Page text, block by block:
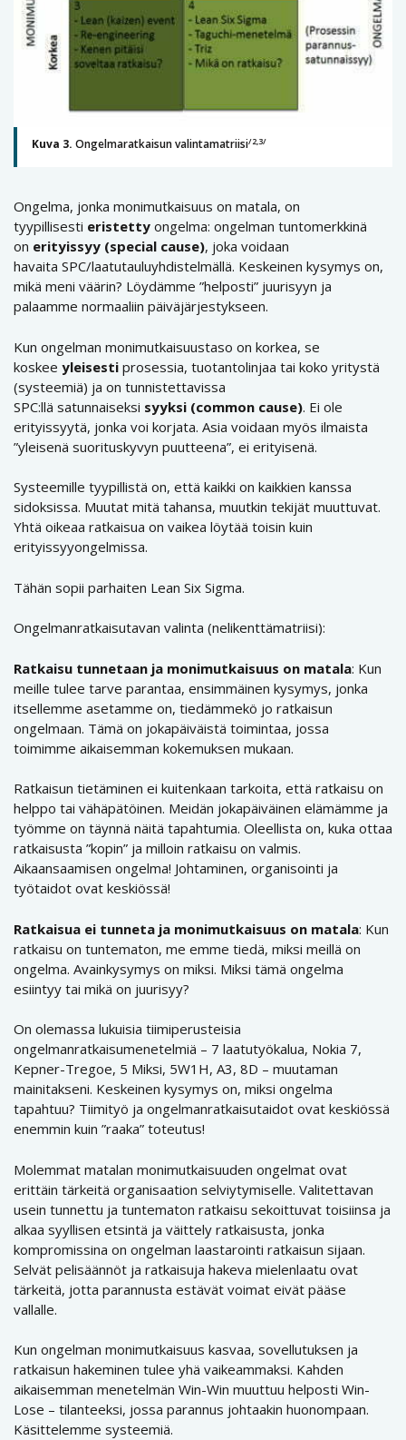
Kuva 3. Ongelmaratkaisun valintamatriisi/2,3/
Ongelma, jonka monimutkaisuus on matala, on
tyypillisesti eristetty ongelma: ongelman tuntomerkkinä
on erityissyy (special cause), joka voidaan
havaita SPC/laatutauluyhdistelmällä. Keskeinen kysymys on,
mikä meni väärin? Löydämme ”helposti” juurisyyn ja
palaamme normaaliin päiväjärjestykseen.
Kun ongelman monimutkaisuustaso on korkea, se
koskee yleisesti prosessia, tuotantolinjaa tai koko yritystä
(systeemiä) ja on tunnistettavissa
SPC:llä satunnaiseksi syyksi (common cause). Ei ole
erityissyytä, jonka voi korjata. Asia voidaan myös ilmaista
”yleisenä suorituskyvyn puutteena”, ei erityisenä.
Systeemille tyypillistä on, että kaikki on kaikkien kanssa
sidoksissa. Muutat mitä tahansa, muutkin tekijät muuttuvat.
Yhtä oikeaa ratkaisua on vaikea löytää toisin kuin
erityissyyongelmissa.
Tähän sopii parhaiten Lean Six Sigma.
Ongelmanratkaisutavan valinta (nelikenttämatriisi):
Ratkaisu tunnetaan ja monimutkaisuus on matala: Kun
meille tulee tarve parantaa, ensimmäinen kysymys, jonka
itsellemme asetamme on, tiedämmekö jo ratkaisun
ongelmaan. Tämä on jokapäiväistä toimintaa, jossa
toimimme aikaisemman kokemuksen mukaan.
Ratkaisun tietäminen ei kuitenkaan tarkoita, että ratkaisu on
helppo tai vähäpätöinen. Meidän jokapäiväinen elämämme ja
työmme on täynnä näitä tapahtumia. Oleellista on, kuka ottaa
ratkaisusta ”kopin” ja milloin ratkaisu on valmis.
Aikaansaamisen ongelma! Johtaminen, organisointi ja
työtaidot ovat keskiössä!
Ratkaisua ei tunneta ja monimutkaisuus on matala: Kun
ratkaisu on tuntematon, me emme tiedä, miksi meillä on
ongelma. Avainkysymys on miksi. Miksi tämä ongelma
esiintyy tai mikä on juurisyy?
On olemassa lukuisia tiimiperusteisia
ongelmanratkaisumenetelmiä – 7 laatutyökalua, Nokia 7,
Kepner-Tregoe, 5 Miksi, 5W1H, A3, 8D – muutaman
mainitakseni. Keskeinen kysymys on, miksi ongelma
tapahtuu? Tiimityö ja ongelmanratkaisutaidot ovat keskiössä
enemmin kuin ”raaka” toteutus!
Molemmat matalan monimutkaisuuden ongelmat ovat
erittäin tärkeitä organisaation selviytymiselle. Valitettavan
usein tunnettu ja tuntematon ratkaisu sekoittuvat toisiinsa ja
alkaa syyllisen etsintä ja väittely ratkaisusta, jonka
kompromissina on ongelman laastarointi ratkaisun sijaan.
Selvät pelisäännöt ja ratkaisuja hakeva mielenlaatu ovat
tärkeitä, jotta parannusta estävät voimat eivät pääse
vallalle.
Kun ongelman monimutkaisuus kasvaa, sovellutuksen ja
ratkaisun hakeminen tulee yhä vaikeammaksi. Kahden
aikaisemman menetelmän Win-Win muuttuu helposti Win-
Lose – tilanteeksi, jossa parannus johtaakin huonompaan.
Käsittelemme systeemiä.